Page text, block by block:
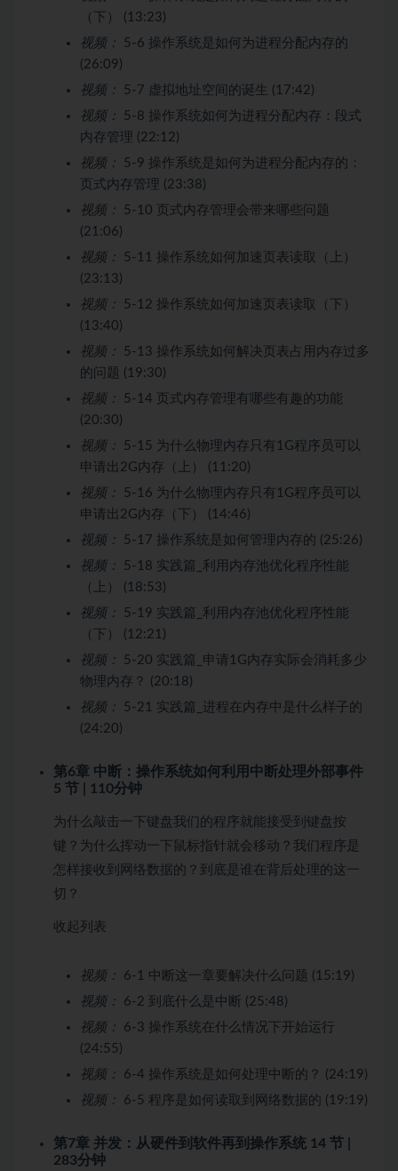
（下） (13:23)
视频：
5-6 操作系统是如何为进程分配内存的
(26:09)
视频：
5-7 虚拟地址空间的诞生 (17:42)
视频：
5-8 操作系统如何为进程分配内存：段式
内存管理 (22:12)
视频：
5-9 操作系统是如何为进程分配内存的：
页式内存管理 (23:38)
视频：
5-10 页式内存管理会带来哪些问题
(21:06)
视频：
5-11 操作系统如何加速页表读取（上）
(23:13)
视频：
5-12 操作系统如何加速页表读取（下）
(13:40)
视频：
5-13 操作系统如何解决页表占用内存过多
的问题 (19:30)
视频：
5-14 页式内存管理有哪些有趣的功能
(20:30)
视频：
5-15 为什么物理内存只有1G程序员可以
申请出2G内存（上） (11:20)
视频：
5-16 为什么物理内存只有1G程序员可以
申请出2G内存（下） (14:46)
视频：
5-17 操作系统是如何管理内存的 (25:26)
视频：
5-18 实践篇_利用内存池优化程序性能
（上） (18:53)
视频：
5-19 实践篇_利用内存池优化程序性能
（下） (12:21)
视频：
5-20 实践篇_申请1G内存实际会消耗多少
物理内存？ (20:18)
视频：
5-21 实践篇_进程在内存中是什么样子的
(24:20)
第6章 中断：操作系统如何利用中断处理外部事件
5 节 | 110分钟
为什么敲击一下键盘我们的程序就能接受到键盘按
键？为什么挥动一下鼠标指针就会移动？我们程序是
怎样接收到网络数据的？到底是谁在背后处理的这一
切？
收起列表
视频：
6-1 中断这一章要解决什么问题 (15:19)
视频：
6-2 到底什么是中断 (25:48)
视频：
6-3 操作系统在什么情况下开始运行
(24:55)
视频：
6-4 操作系统是如何处理中断的？ (24:19)
视频：
6-5 程序是如何读取到网络数据的 (19:19)
第7章 并发：从硬件到软件再到操作系统 14 节 |
283分钟